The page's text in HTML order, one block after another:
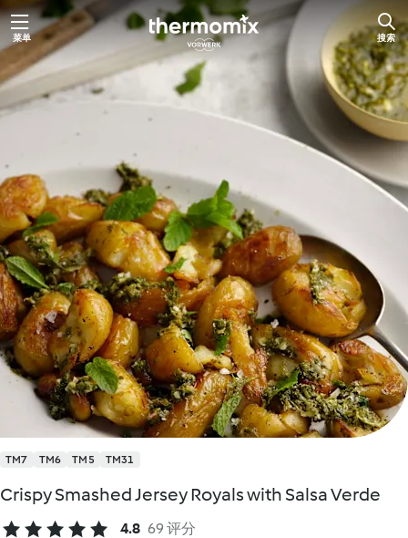
跳
至
内
容
菜单 搜索
TM7 TM6 TM5 TM31
Crispy Smashed Jersey Royals with Salsa Verde
4.8 69 评分